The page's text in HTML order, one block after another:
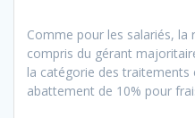
Comme pour les salariés,
compris du gérant
la catégorie des traitements
abattement de 10% pour